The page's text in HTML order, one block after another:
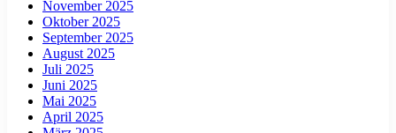
November 2025
Oktober 2025
September 2025
August 2025
Juli 2025
Juni 2025
Mai 2025
April 2025